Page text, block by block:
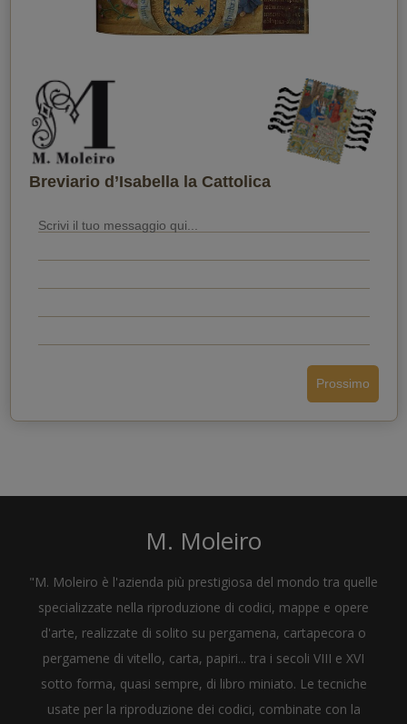
Breviario d’Isabella la Cattolica
Prossimo
Quando vuoi che lo riceva?
Indietro
M. Moleiro
"M. Moleiro è l'azienda più prestigiosa del mondo tra quelle
specializzate nella riproduzione di codici, mappe e opere
d'arte, realizzate di solito su pergamena, cartapecora o
pergamene di vitello, carta, papiri... tra i secoli VIII e XVI
sotto forma, quasi sempre, di libro miniato. Le tecniche
usate per la riproduzione dei codici, combinate con la